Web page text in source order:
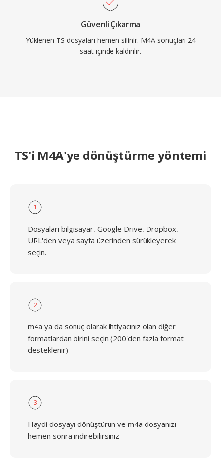
Güvenli Çıkarma
Yüklenen TS dosyaları hemen silinir. M4A sonuçları 24
saat içinde kaldırılır.
TS'i M4A'ye dönüştürme yöntemi
1
Dosyaları bilgisayar, Google Drive, Dropbox,
URL'den veya sayfa üzerinden sürükleyerek
seçin.
2
m4a ya da sonuç olarak ihtiyacınız olan diğer
formatlardan birini seçin (200'den fazla format
desteklenir)
3
Haydi dosyayı dönüştürün ve m4a dosyanızı
hemen sonra indirebilirsiniz